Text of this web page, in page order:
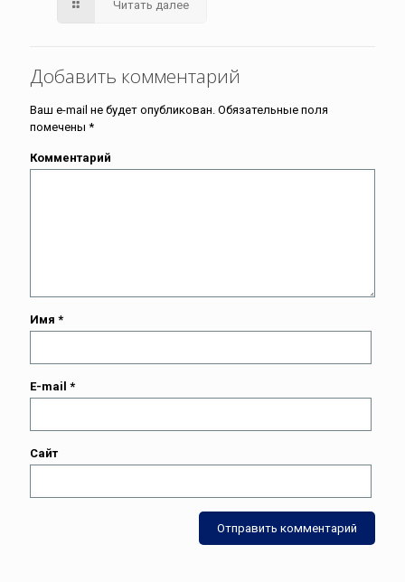
Читать далее
Добавить комментарий
Ваш e-mail не будет опубликован. Обязательные поля
помечены *
Комментарий
Имя *
E-mail *
Сайт